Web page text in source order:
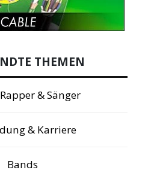
THEMEN
& Sänger
& Karriere
Bands